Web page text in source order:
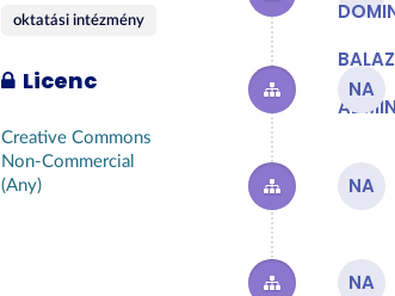
oktatási intézmény
Licenc
Creative Commons
Non-Commercial
(Any)
NA
NA
NA